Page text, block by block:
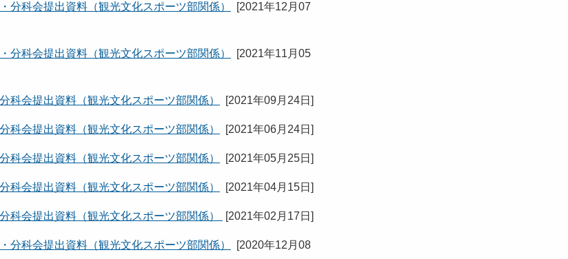
科会提出資料（観光文化スポーツ部関係） [2021年12月07
科会提出資料（観光文化スポーツ部関係） [2021年11月05
会提出資料（観光文化スポーツ部関係） [2021年09月24日 ]
会提出資料（観光文化スポーツ部関係） [2021年06月24日 ]
会提出資料（観光文化スポーツ部関係） [2021年05月25日 ]
会提出資料（観光文化スポーツ部関係） [2021年04月15日 ]
会提出資料（観光文化スポーツ部関係） [2021年02月17日 ]
科会提出資料（観光文化スポーツ部関係） [2020年12月08